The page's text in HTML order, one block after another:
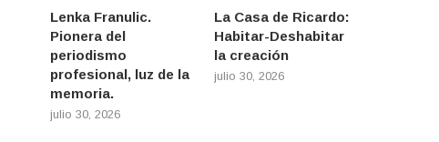
Lenka Franulic.
Pionera del
periodismo
profesional, luz de la
memoria.
julio 30, 2026
La Casa de Ricardo:
Habitar-Deshabitar
la creación
julio 30, 2026